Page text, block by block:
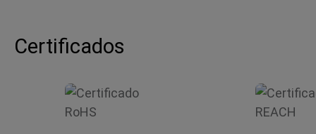
Certificados